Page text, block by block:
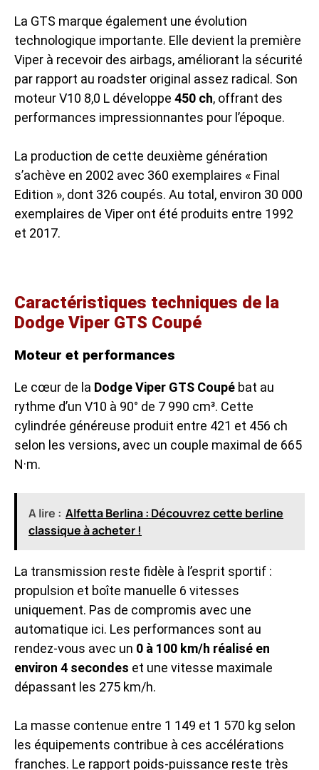
La GTS marque également une évolution
technologique importante. Elle devient la première
Viper à recevoir des airbags, améliorant la sécurité
par rapport au roadster original assez radical. Son
moteur V10 8,0 L développe 450 ch, offrant des
performances impressionnantes pour l’époque.
La production de cette deuxième génération
s’achève en 2002 avec 360 exemplaires « Final
Edition », dont 326 coupés. Au total, environ 30 000
exemplaires de Viper ont été produits entre 1992
et 2017.
Caractéristiques techniques de la
Dodge Viper GTS Coupé
Moteur et performances
Le cœur de la Dodge Viper GTS Coupé bat au
rythme d’un V10 à 90° de 7 990 cm³. Cette
cylindrée généreuse produit entre 421 et 456 ch
selon les versions, avec un couple maximal de 665
N·m.
A lire : Alfetta Berlina : Découvrez cette berline
classique à acheter !
La transmission reste fidèle à l’esprit sportif :
propulsion et boîte manuelle 6 vitesses
uniquement. Pas de compromis avec une
automatique ici. Les performances sont au
rendez-vous avec un 0 à 100 km/h réalisé en
environ 4 secondes et une vitesse maximale
dépassant les 275 km/h.
La masse contenue entre 1 149 et 1 570 kg selon
les équipements contribue à ces accélérations
franches. Le rapport poids-puissance reste très